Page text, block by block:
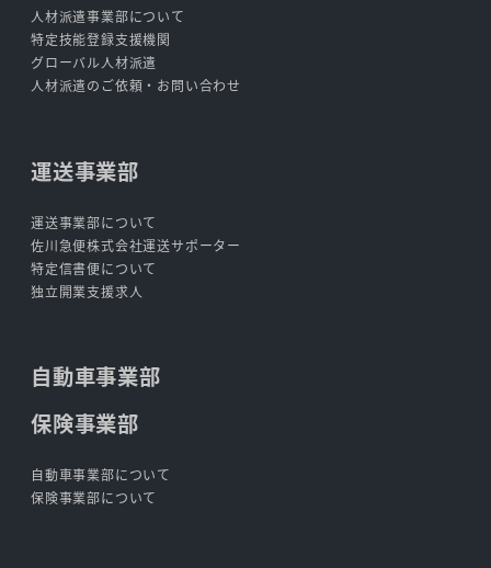
人材派遣事業部について
特定技能登録支援機関
グローバル人材派遣
人材派遣のご依頼・お問い合わせ
運送事業部
運送事業部について
佐川急便株式会社運送サポーター
特定信書便について
独立開業支援求人
自動車事業部
保険事業部
自動車事業部について
保険事業部について